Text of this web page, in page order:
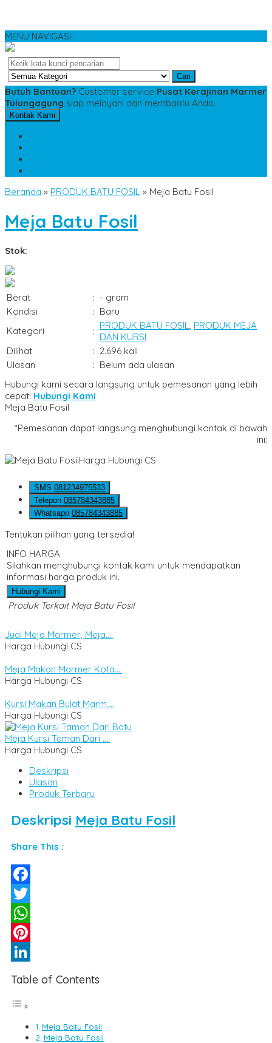
MENU NAVIGASI
Cari
Butuh Bantuan? Customer service Pusat Kerajinan Marmer
Tulungagung siap melayani dan membantu Anda.
Kontak Kami
Beranda » PRODUK BATU FOSIL » Meja Batu Fosil
Meja Batu Fosil
Stok:
Berat : - gram
Kondisi
: Baru
Kategori
: PRODUK BATU FOSIL, PRODUK MEJA
DAN KURSI
Dilihat
: 2.696 kali
Ulasan
: Belum ada ulasan
Hubungi kami secara langsung untuk pemesanan yang lebih
cepat! Hubungi Kami
Meja Batu Fosil
*Pemesanan dapat langsung menghubungi kontak di bawah
ini:
Harga Hubungi CS
SMS 081234975533
Telepon 085784343885
Whatsapp 085784343885
Tentukan pilihan yang tersedia!
INFO HARGA
Silahkan menghubungi kontak kami untuk mendapatkan
informasi harga produk ini.
Hubungi Kami
Produk Terkait Meja Batu Fosil
Jual Meja Marmer, Meja....
Harga Hubungi CS
Meja Makan Marmer Kota....
Harga Hubungi CS
Kursi Makan Bulat Marm....
Harga Hubungi CS
Meja Kursi Taman Dari ....
Harga Hubungi CS
Deskripsi
Ulasan
Produk Terbaru
Deskripsi Meja Batu Fosil
Share This :
Facebook
Twitter
WhatsApp
Pinterest
Table of Contents
Meja Batu Fosil
Meja Batu Fosil